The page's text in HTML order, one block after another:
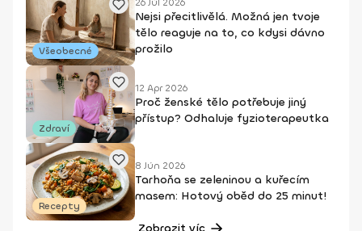
Všeobecné
Nejsi přecitlivělá. Možná jen tvoje
tělo reaguje na to, co kdysi dávno
prožilo
Zdraví
12 Apr 2026
Proč ženské tělo potřebuje jiný
přístup? Odhaluje fyzioterapeutka
Recepty
8 Jún 2026
Tarhoňa se zeleninou a kuřecím
masem: Hotový oběd do 25 minut!